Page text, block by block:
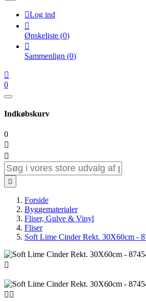
Log ind

Ønskeliste (0)

Sammenlign (0)

0
Indkøbskurv
0



Forside
Byggematerialer
Fliser, Gulve & Vinyl
Fliser
Soft Lime Cinder Rekt. 30X60cm -

 